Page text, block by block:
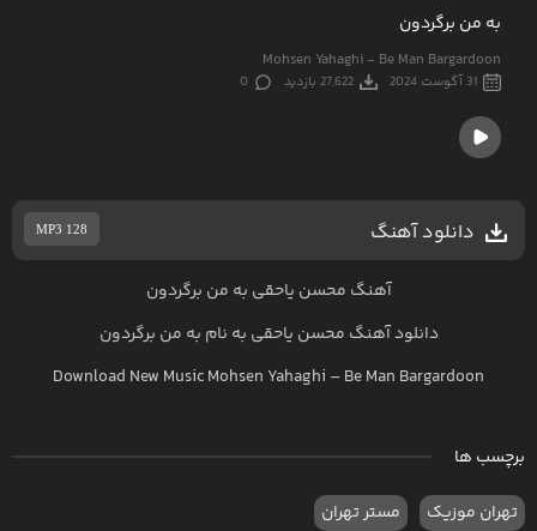
به من برگردون
Mohsen Yahaghi - Be Man Bargardoon
31 آگوست 2024 27,622 بازدید 0
دانلود آهنگ MP3 128
آهنگ محسن یاحقی به من برگردون
دانلود آهنگ محسن یاحقی به نام به من برگردون
Download New MusicMohsen Yahaghi – Be Man Bargardoon
برچسب ها
تهران موزیک مستر تهران